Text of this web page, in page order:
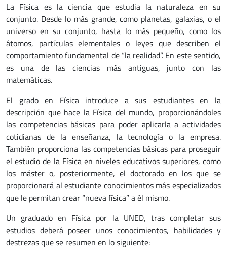
La Física es la ciencia que estudia la naturaleza en su
conjunto. Desde lo más grande, como planetas, galaxias, o el
universo en su conjunto, hasta lo más pequeño, como los
átomos, partículas elementales o leyes que describen el
comportamiento fundamental de “la realidad”. En este sentido,
es una de las ciencias más antiguas, junto con las
matemáticas.
El grado en Física introduce a sus estudiantes en la
descripción que hace la Física del mundo, proporcionándoles
las competencias básicas para poder aplicarla a actividades
cotidianas de la enseñanza, la tecnología o la empresa.
También proporciona las competencias básicas para proseguir
el estudio de la Física en niveles educativos superiores, como
los máster o, posteriormente, el doctorado en los que se
proporcionará al estudiante conocimientos más especializados
que le permitan crear “nueva física” a él mismo.
Un graduado en Física por la UNED, tras completar sus
estudios deberá poseer unos conocimientos, habilidades y
destrezas que se resumen en lo siguiente: